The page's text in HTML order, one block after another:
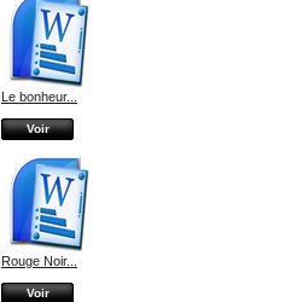
Le bonheur...
Voir
Rouge Noir...
Voir